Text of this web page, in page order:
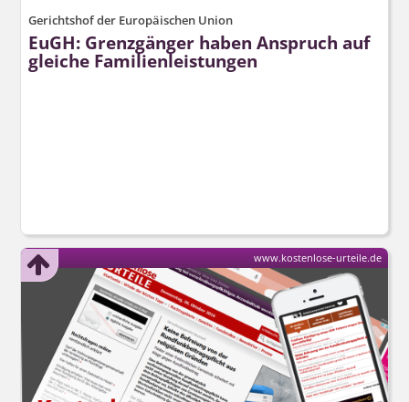
Gerichtshof der Europäischen Union
EuGH: Grenzgänger haben Anspruch auf
gleiche Familienleistungen
www.kostenlose-urteile.de